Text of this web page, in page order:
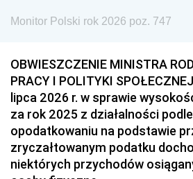
Monitor Polski rok 2026 poz. 747
OBWIESZCZENIE MINISTRA
PRACY I POLITYKI
lipca 2026 r. w sprawie
za rok 2025 z działalności
opodatkowaniu na podstawie
zryczałtowanym podatku
niektórych przychodów